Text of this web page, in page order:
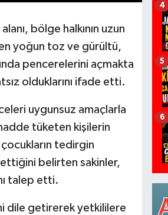
bölge halkının uzun
yoğun toz ve gürültü,
pencerelerini açmakta
olduklarını ifade etti.
uygunsuz amaçlarla
tüketen kişilerin
tedirgin
belirten sakinler,
talep etti.
dile getirerek yetkililere
4
5
6